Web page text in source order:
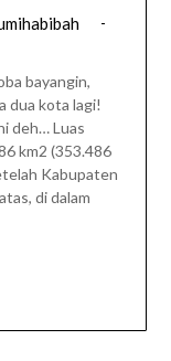
bayangin,
dua kota lagi!
deh… Luas
km2 (353.486
Kabupaten
di dalam